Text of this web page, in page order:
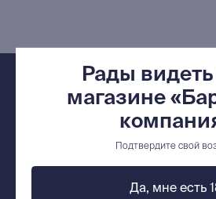
Рады видеть
магазине
Подтвердите свой
Да, мне есть
Контакты
+7 (921) 636-19-84
bartleby.sales@gmail.com
Сообщество ВКонтакте